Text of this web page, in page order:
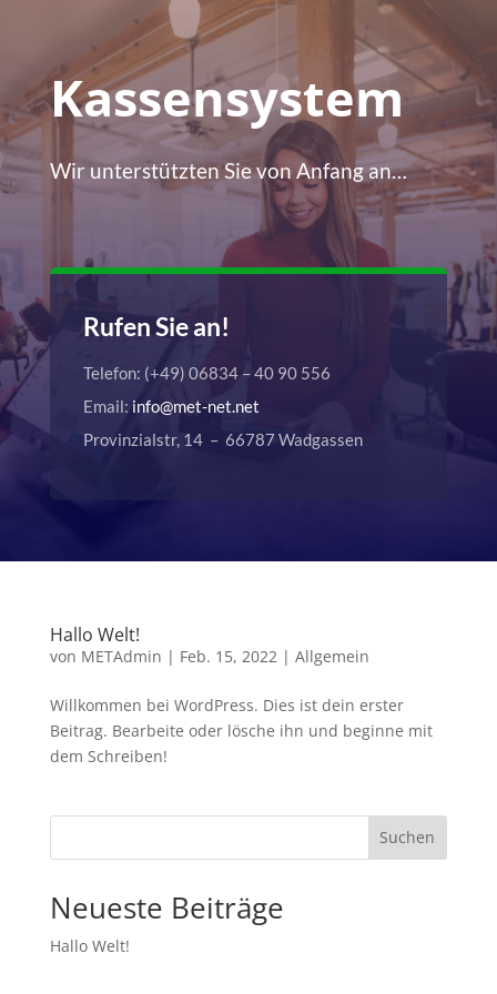
Kassensystem
Wir unterstützten Sie von Anfang an…
Rufen Sie an!
Telefon: (+49) 06834 – 40 90 556
Email: info@met-net.net
Provinzialstr, 14 – 66787 Wadgassen
Hallo Welt!
von METAdmin | Feb. 15, 2022 | Allgemein
Willkommen bei WordPress. Dies ist dein erster
Beitrag. Bearbeite oder lösche ihn und beginne mit
dem Schreiben!
Suchen
Neueste Beiträge
Hallo Welt!